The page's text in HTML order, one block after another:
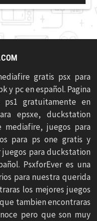
gratis psx para
y pc en español. Pagina
ps1 gratuitamente en
epsxe, duckstation
mediafire, juegos para
para ps one gratis y
juegos para duckstation
PsxforEver es una
para nuestra querida
los mejores juegos
tambien encontraras
pero que son muy